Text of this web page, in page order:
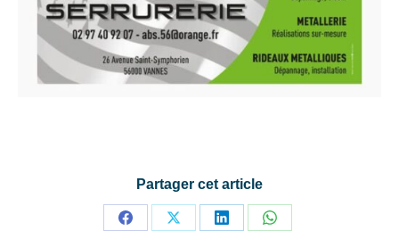
Partager cet article
PartagerPartagerPartagerPartager